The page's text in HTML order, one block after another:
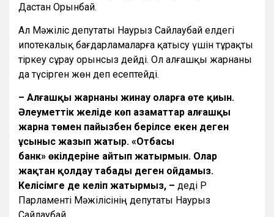
Дастан Орынбай.
Ал Мәжіліс депутаты Наурыз Сайлаубай елдегі
ипотекалық бағдарламаларға қатысу үшін тұрақты
тіркеу сұрау орынсыз дейді. Ол алғашқы жарнаны
да түсірген жөн деп есептейді.
– Алғашқы жарнаны жинау оларға өте қиын.
Әлеуметтік желіде көп азаматтар алғашқы
жарна төмен пайызбен берілсе екен деген
ұсыныс жазып жатыр. «Отбасы
банк» өкілдеріне айтып жатырмын. Олар
жақтан қолдау табады деген ойдамыз.
Келісімге де келіп жатырмыз, – деді ҚР
Парламенті Мәжілісінің депутаты Наурыз